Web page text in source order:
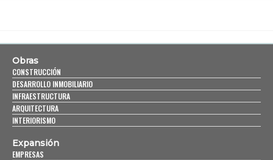
Obras
CONSTRUCCIÓN
DESARROLLO INMOBILIARIO
INFRAESTRUCTURA
ARQUITECTURA
INTERIORISMO
Expansión
EMPRESAS